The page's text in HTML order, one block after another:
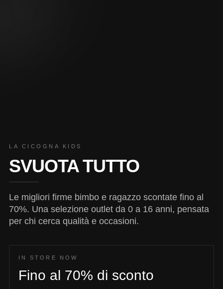
LA CICOGNA KIDS
SVUOTA TUTTO
Le migliori firme bimbo e ragazzo scontate fino al
70%. Una selezione outlet da 0 a 16 anni, pensata
per chi cerca qualità e occasioni.
IN STORE NOW
Fino al 70% di sconto